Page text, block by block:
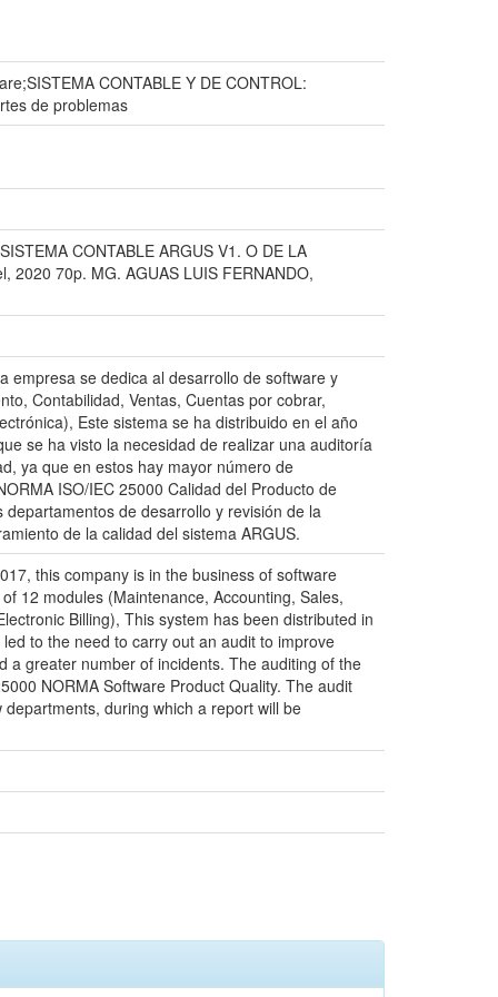
CONTABLE Y DE CONTROL:
de problemas
CONTABLE ARGUS V1. O DE LA
2020 70p. MG. AGUAS LUIS FERNANDO,
empresa se dedica al desarrollo de software y
Contabilidad, Ventas, Cuentas por cobrar,
Este sistema se ha distribuido en el año
se ha visto la necesidad de realizar una auditoría
ya que en estos hay mayor número de
ISO/IEC 25000 Calidad del Producto de
de desarrollo y revisión de la
de la calidad del sistema ARGUS.
this company is in the business of software
12 modules (Maintenance, Accounting, Sales,
Billing), This system has been distributed in
to the need to carry out an audit to improve
a greater number of incidents. The auditing of the
NORMA Software Product Quality. The audit
during which a report will be